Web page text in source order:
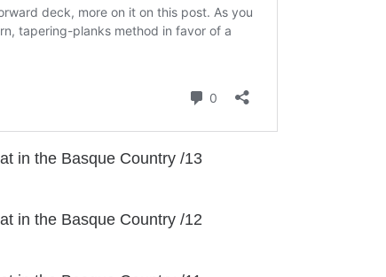
in the Basque Country /13
in the Basque Country /12